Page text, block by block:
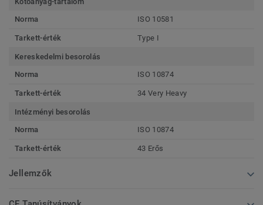
Norma
ISO 10581
Tarkett-érték Type I
Kereskedelmi besorolás
Norma
ISO 10874
Tarkett-érték 34 Very Heavy
Intézményi besorolás
Norma
ISO 10874
Tarkett-érték 43 Erős
Jellemzők